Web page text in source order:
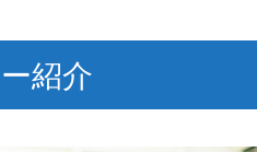
紹介